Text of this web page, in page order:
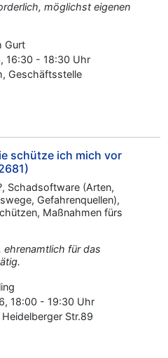
möglichst eigenen
Gurt
16:30 - 18:30 Uhr
Geschäftsstelle
schütze ich mich vor
Schadsoftware (Arten,
Gefahrenquellen),
Maßnahmen fürs
ehrenamtlich für das
18:00 - 19:30 Uhr
Str.89